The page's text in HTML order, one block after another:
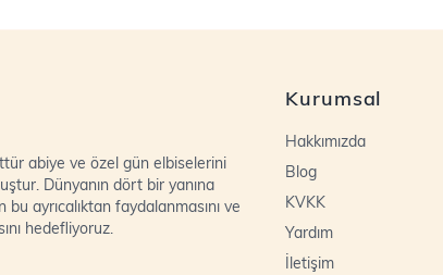
abiye ve özel gün elbiselerini
Dünyanın dört bir yanına
ayrıcalıktan faydalanmasını ve
hedefliyoruz.
Kurumsal
Hakkımızda
Blog
KVKK
Yardım
İletişim